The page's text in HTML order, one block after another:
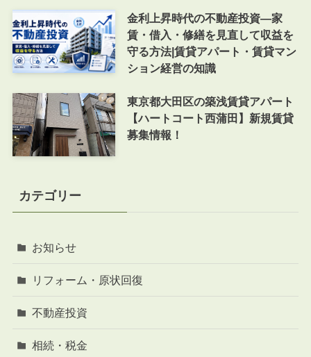
金利上昇時代の不動産投資―家
賃・借入・修繕を見直して収益を
守る方法|賃貸アパート・賃貸マン
ション経営の知識
東京都大田区の築浅賃貸アパート
【ハートコート西蒲田】新規賃貸
募集情報！
カテゴリー
お知らせ
リフォーム・原状回復
不動産投資
相続・税金